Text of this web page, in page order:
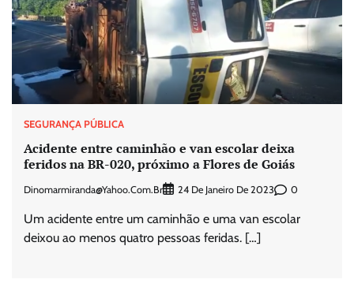
SEGURANÇA PÚBLICA
Acidente entre caminhão e van escolar deixa
feridos na BR-020, próximo a Flores de Goiás
Dinomarmiranda@yahoo.com.br 24 De Janeiro De 2023 0
Um acidente entre um caminhão e uma van escolar
deixou ao menos quatro pessoas feridas. […]